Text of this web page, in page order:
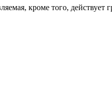
кроме того, действует